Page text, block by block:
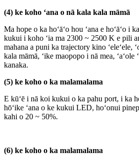
(4) ke koho ʻana o nā kala kala māmā
Ma hope o ka hoʻāʻo hou ʻana e hoʻāʻo i
kukui i koho ʻia ma 2300 ~ 2500 K e pili
mahana a puni ka trajectory kino ʻeleʻele,
kala māmā, ʻike maopopo i nā mea, ʻaʻole
kanaka.
(5) ke koho o ka malamalama
E kūʻē i nā koi kukui o ka pahu port, i ka
hōʻike ʻana o ke kukui LED, hoʻonui
kahi o 20 ~ 50%.
(6) ke koho o ka malamalama